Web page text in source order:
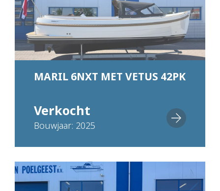
MARIL 6NXT MET VETUS 42PK
Verkocht
Bouwjaar: 2025